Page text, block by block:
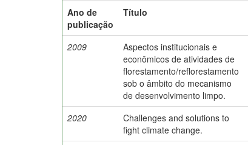
Ano de
publicação
Título
2009
Aspectos institucionais e
econômicos de atividades de
florestamento/reflorestamento
sob o âmbito do mecanismo
de desenvolvimento limpo.
2020
Challenges and solutions to
fight climate change.